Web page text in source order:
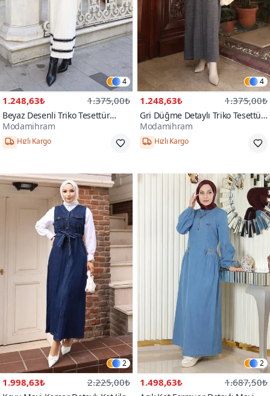
4
1.248,63₺ 1.375,00₺
Beyaz Desenli Triko Tesettür
Elbise
Modamihram
STANDART
4
1.248,63₺ 1.375,00₺
Gri Düğme Detaylı Triko Tesettür
Elbise
Modamihram
STANDART
2
1.998,63₺ 2.225,00₺
2
1.498,63₺ 1.687,50₺